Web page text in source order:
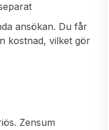
ansökan. Du får
kostnad, vilket gör
Zensum